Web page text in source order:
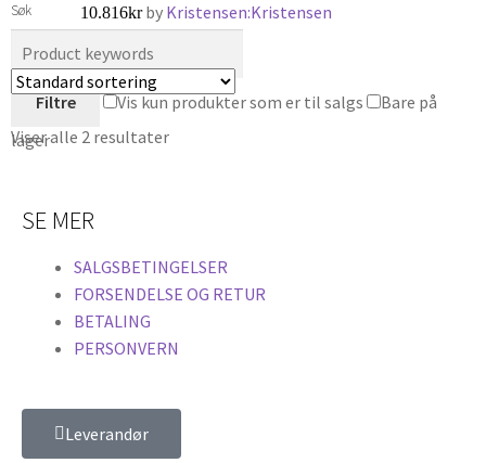
Søk
Filtre Vis kun produkter som er til salgs
Bare på
lager
10.816kr by Kristensen:Kristensen
Viser alle 2 resultater
SE MER
SALGSBETINGELSER
FORSENDELSE OG RETUR
BETALING
PERSONVERN
Leverandør